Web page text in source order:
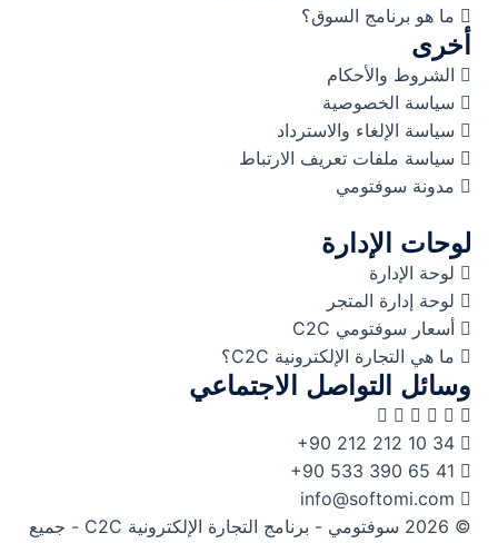
ما هو برنامج السوق؟
أخرى
الشروط والأحكام
سياسة الخصوصية
سياسة الإلغاء والاسترداد
سياسة ملفات تعريف الارتباط
مدونة سوفتومي
لوحات الإدارة
لوحة الإدارة
لوحة إدارة المتجر
أسعار سوفتومي C2C
ما هي التجارة الإلكترونية C2C؟
وسائل التواصل الاجتماعي
+90 212 212 10 34
+90 533 390 65 41
info@softomi.com
© 2026 سوفتومي - برنامج التجارة الإلكترونية C2C - جميع